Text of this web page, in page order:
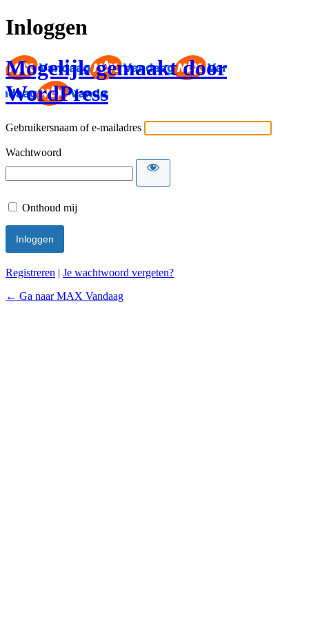
Inloggen
Mogelijk gemaakt door
WordPress
Gebruikersnaam of e-mailadres
Wachtwoord
Onthoud mij
Registreren | Je wachtwoord vergeten?
← Ga naar MAX Vandaag